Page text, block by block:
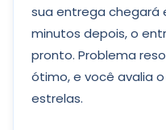
sua entrega chegará
minutos depois, o
pronto. Problema
ótimo, e você avalia
estrelas.